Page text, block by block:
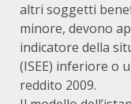
altri soggetti
minore, devono
indicatore della
(ISEE) inferiore o
reddito 2009.